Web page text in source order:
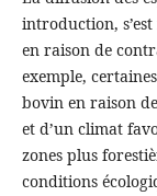
introduction,
en raison de
exemple,
bovin en raison
et d’un climat
zones plus
conditions